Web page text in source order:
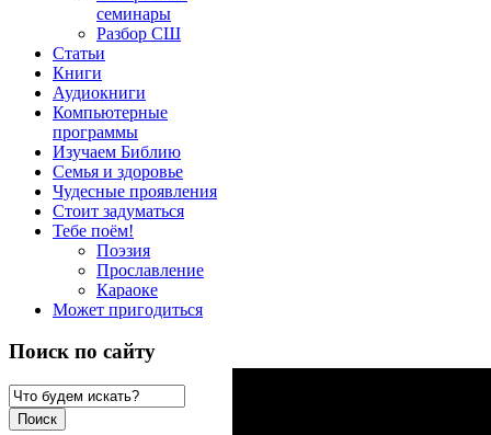
семинары
Разбор СШ
Статьи
Книги
Аудиокниги
Компьютерные
программы
Изучаем Библию
Семья и здоровье
Чудесные проявления
Стоит задуматься
Тебе поём!
Поэзия
Прославление
Караоке
Может пригодиться
Поиск по сайту